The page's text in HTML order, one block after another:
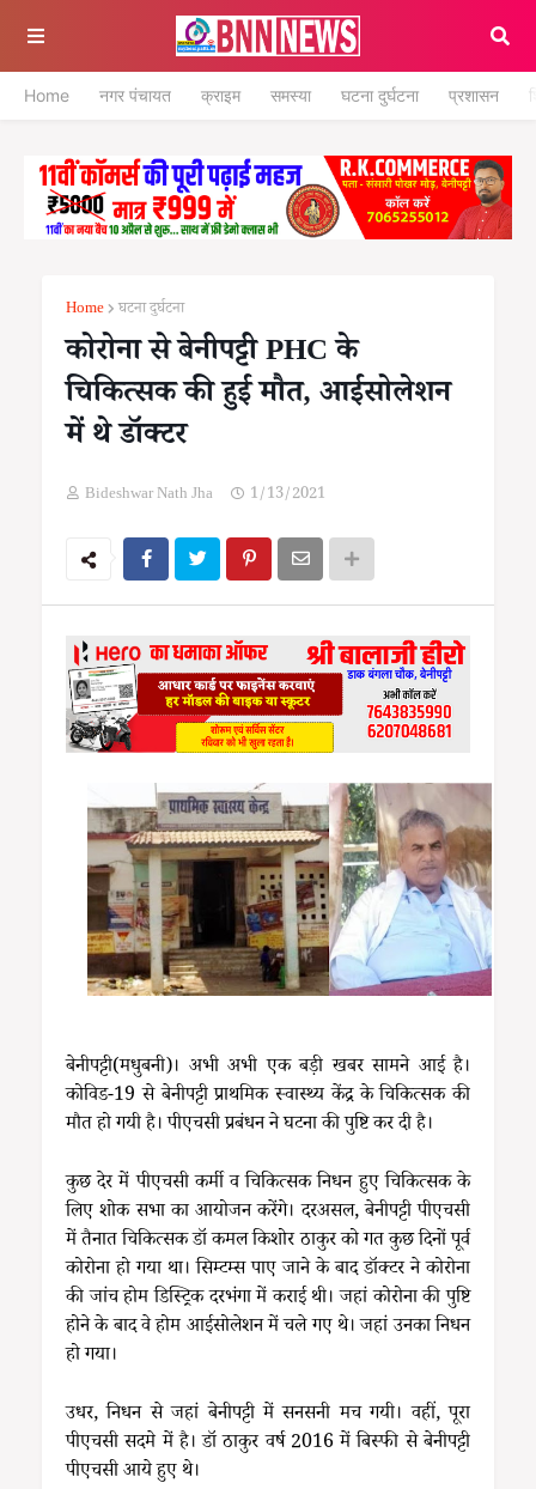
Home नगर पंचायत क्राइम समस्या घटना दुर्घटना प्रशासन
Home घटना दुर्घटना
कोरोना से बेनीपट्टी PHC के
चिकित्सक की हुई मौत, आईसोलेशन
में थे डॉक्टर
Bideshwar Nath Jha 1/13/2021
बेनीपट्टी(मधुबनी)। अभी अभी एक बड़ी खबर सामने आई है।
कोविड-19 से बेनीपट्टी प्राथमिक स्वास्थ्य केंद्र के चिकित्सक की
मौत हो गयी है। पीएचसी प्रबंधन ने घटना की पुष्टि कर दी है।
कुछ देर में पीएचसी कर्मी व चिकित्सक निधन हुए चिकित्सक के
लिए शोक सभा का आयोजन करेंगे। दरअसल, बेनीपट्टी पीएचसी
में तैनात चिकित्सक डॉ कमल किशोर ठाकुर को गत कुछ दिनों पूर्व
कोरोना हो गया था। सिम्टम्स पाए जाने के बाद डॉक्टर ने कोरोना
की जांच होम डिस्ट्रिक दरभंगा में कराई थी। जहां कोरोना की पुष्टि
होने के बाद वे होम आईसोलेशन में चले गए थे। जहां उनका निधन
हो गया।
उधर, निधन से जहां बेनीपट्टी में सनसनी मच गयी। वहीं, पूरा
पीएचसी सदमे में है। डॉ ठाकुर वर्ष 2016 में बिस्फी से बेनीपट्टी
पीएचसी आये हुए थे।